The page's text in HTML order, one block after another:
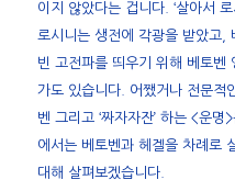
이지 않았다는 겁니다. ‘살아서
로시니는 생전에 각광을 받았고,
빈 고전파를 띄우기 위해 베토벤
가도 있습니다. 어쨌거나 전문적
벤 그리고 ‘짜자자잔’ 하는 <운
에서는 베토벤과 헤겔을 차례로
대해 살펴보겠습니다.